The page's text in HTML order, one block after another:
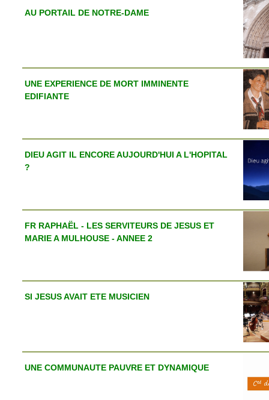
AU PORTAIL DE NOTRE-DAME
UNE EXPERIENCE DE MORT IMMINENTE
EDIFIANTE
DIEU AGIT IL ENCORE AUJOURD'HUI A L'HOPITAL
?
FR RAPHAËL - LES SERVITEURS DE JESUS ET
MARIE A MULHOUSE - ANNEE 2
SI JESUS AVAIT ETE MUSICIEN
UNE COMMUNAUTE PAUVRE ET DYNAMIQUE